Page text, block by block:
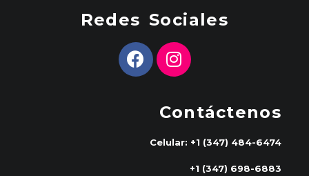
Redes Sociales
Contáctenos
Celular: +1 (347) 484-6474
+1 (347) 698-6883